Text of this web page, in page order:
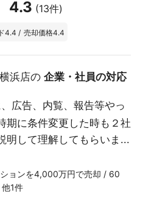
4.3 (13件)
4.4 / 売却価格4.4
浜店の 企業・社員の対応
広告、内覧、報告等やっ
期に条件変更した時も２社
明して理解してもらいま...
ョンを4,000万円で売却 / 60
1件